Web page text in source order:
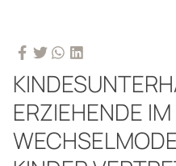
ERZIEHENDE IM